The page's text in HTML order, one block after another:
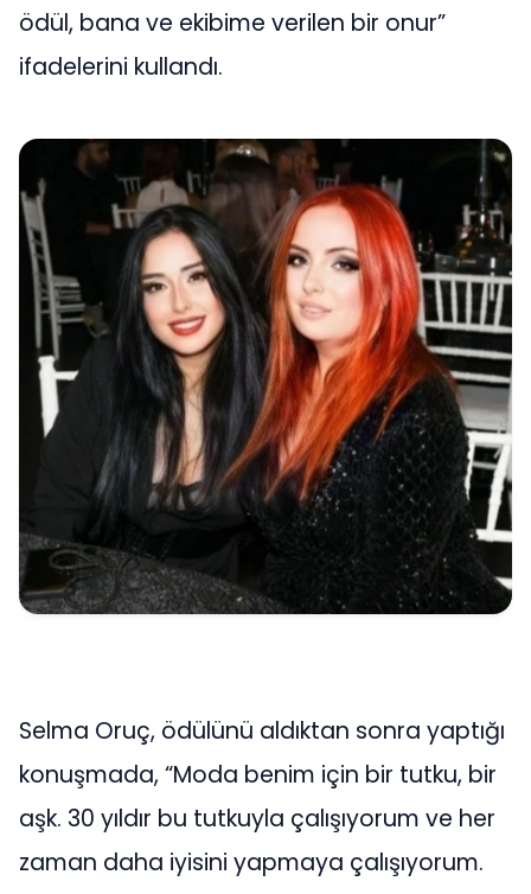
ödül, bana ve ekibime verilen bir onur”
ifadelerini kullandı.
Selma Oruç, ödülünü aldıktan sonra yaptığı
konuşmada, “Moda benim için bir tutku, bir
aşk. 30 yıldır bu tutkuyla çalışıyorum ve her
zaman daha iyisini yapmaya çalışıyorum.